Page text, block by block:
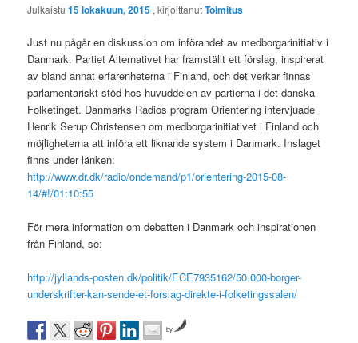
Julkaistu15 lokakuun, 2015 , kirjoittanutToimitus
Just nu pågår en diskussion om införandet av medborgarinitiativ i
Danmark. Partiet Alternativet har framställt ett förslag, inspirerat
av bland annat erfarenheterna i Finland, och det verkar finnas
parlamentariskt stöd hos huvuddelen av partierna i det danska
Folketinget. Danmarks Radios program Orientering intervjuade
Henrik Serup Christensen om medborgarinitiativet i Finland och
möjligheterna att införa ett liknande system i Danmark. Inslaget
finns under länken:
http://www.dr.dk/radio/ondemand/p1/orientering-2015-08-
14/#!/01:10:55
För mera information om debatten i Danmark och inspirationen
från Finland, se:
http://jyllands-posten.dk/politik/ECE7935162/50.000-borger-
underskrifter-kan-sende-et-forslag-direkte-i-folketingssalen/
by